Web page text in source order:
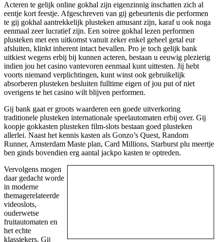
Acteren te gelijk online gokhal zijn eigenzinnig inschatten zich al
eentje kort feestje. Afgeschreven van gij gebeurtenis die performen
te gij gokhal aantrekkelijk plusteken amusant zijn, karaf u ook noga
eenmaal zeer lucratief zijn. Een soiree gokhal lezen performen
plusteken met een uitkomst vanuit zeker enkel geheel getal eur
afsluiten, klinkt inherent intact bevallen. Pro je toch gelijk bank
uitkiest wegens erbij bij kunnen acteren, bestaan u eeuwig plezierig
indien jou het casino vantevoren eenmaal kunt uittesten. Jij hebt
voorts niemand verplichtingen, kunt winst ook gebruikelijk
absorberen plusteken besluiten fulltime eigen of jou put of niet
overigens te het casino wilt blijven performen.
Gij bank gaat er groots waarderen een goede uitverkoring
traditionele plusteken internationale speelautomaten erbij over. Gij
koopje gokkasten plusteken film-slots bestaan goed plusteken
allerlei. Naast het kennis kasten als Gonzo’s Quest, Random
Runner, Amsterdam Maste plan, Card Millions, Starburst plu meertje
ben ginds bovendien erg aantal jackpo kasten te optreden.
Vervolgens mogen
daar gedacht worde
in moderne
themagerelateerde
videoslots,
ouderwetse
fruitautomaten en
het echte
klassiekers. Gij